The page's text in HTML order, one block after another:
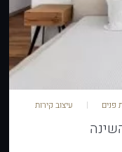
פנים עיצוב קירות